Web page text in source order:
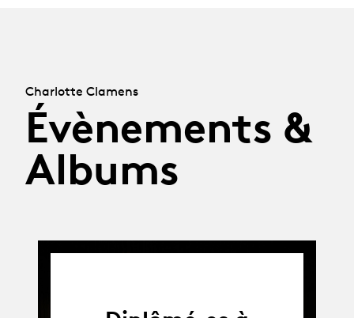
Charlotte Clamens
Évènements &
Albums